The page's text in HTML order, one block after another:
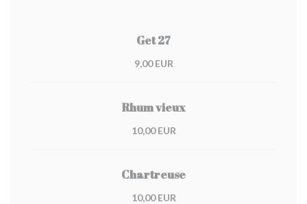
Get 27
9,00 EUR
Rhum vieux
10,00 EUR
Chartreuse
10,00 EUR